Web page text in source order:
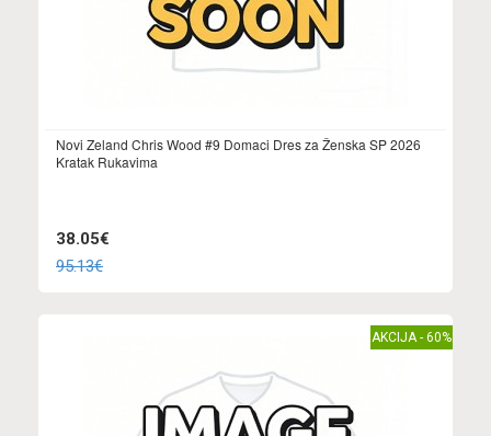
Novi Zeland Chris Wood #9 Domaci Dres za Ženska SP 2026
Kratak Rukavima
38.05€
95.13€
AKCIJA - 60%